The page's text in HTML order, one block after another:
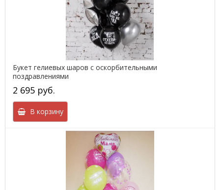
Букет гелиевых шаров с оскорбительными
поздравлениями
2 695 руб.
В корзину